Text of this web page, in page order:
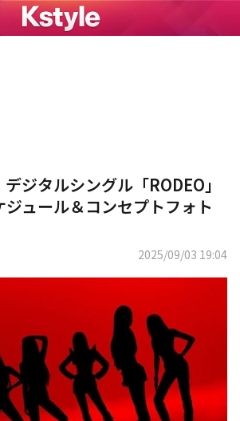
ジタルシングル「RODEO」
ジュール＆コンセプトフォト
2025/09/03 19:04